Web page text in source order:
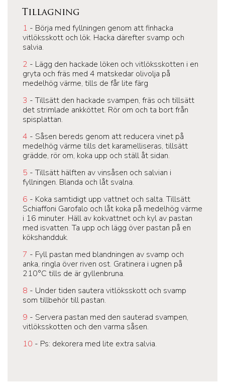
Tillagning
1 - Börja med fyllningen genom att finhacka
vitlöksskott och lök. Hacka därefter svamp och
salvia.
2 - Lägg den hackade löken och vitlöksskotten i en
gryta och fräs med 4 matskedar olivolja på
medelhög värme, tills de får lite färg
3 - Tillsätt den hackade svampen, fräs och tillsätt
det strimlade ankköttet. Rör om och ta bort från
spisplattan.
4 - Såsen bereds genom att reducera vinet på
medelhög värme tills det karamelliseras, tillsätt
grädde, rör om, koka upp och ställ åt sidan.
5 - Tillsätt hälften av vinsåsen och salvian i
fyllningen. Blanda och låt svalna.
6 - Koka samtidigt upp vattnet och salta. Tillsätt
Schiaffoni Garofalo och låt koka på medelhög värme
i 16 minuter. Häll av kokvattnet och kyl av pastan
med isvatten. Ta upp och lägg över pastan på en
kökshandduk.
7 - Fyll pastan med blandningen av svamp och
anka, ringla över riven ost. Gratinera i ugnen på
210°C tills de är gyllenbruna.
8 - Under tiden sautera vitlöksskott och svamp
som tillbehör till pastan.
9 - Servera pastan med den sauterad svampen,
vitlöksskotten och den varma såsen.
10 - Ps: dekorera med lite extra salvia.